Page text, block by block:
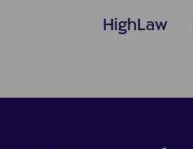
HighLaw